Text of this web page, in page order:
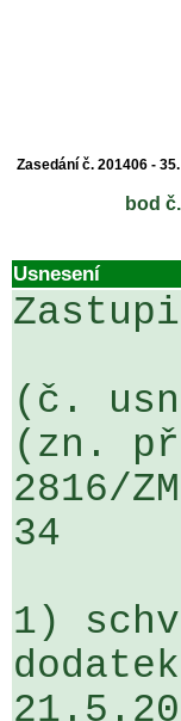
Zasedání č. 201406 -
bod
Usnesení
(č.
(zn.
34
1)